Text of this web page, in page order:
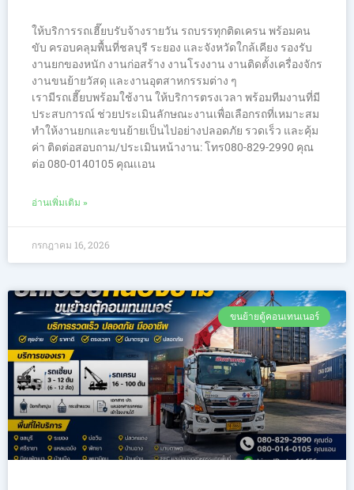
ให้บริการรถเฮี๊ยบรับจ้างรายวัน รถบรรทุกติดเครน พร้อมคน
ขับ ครอบคลุมพื้นที่ชลบุรี ระยอง และจังหวัดใกล้เคียง รองรับ
งานยกของหนัก งานก่อสร้าง งานโรงงาน งานติดตั้งเครื่องจักร
งานขนย้ายวัสดุ และงานอุตสาหกรรมต่าง ๆ
เรามีรถเฮี๊ยบพร้อมใช้งาน ให้บริการตรงเวลา พร้อมทีมงานที่มี
ประสบการณ์ ช่วยประเมินลักษณะงานเพื่อเลือกรถที่เหมาะสม
ทำให้งานยกและขนย้ายเป็นไปอย่างปลอดภัย รวดเร็ว และคุ้ม
ค่า ติดต่อสอบถาม/ประเมินหน้างาน: โทร080-829-2990 คุณ
ต่อ 080-0140105 คุณเเอน
อ่านเพิ่มเติม »
กรกฎาคม 16, 2026
ขนย้ายตู้คอนเทนเนอร์